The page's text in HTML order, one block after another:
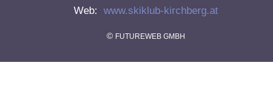
Web: www.skiklub-kirchberg.at
© FUTUREWEB GMBH